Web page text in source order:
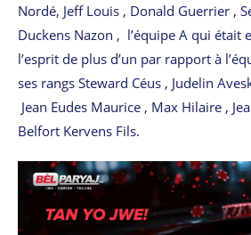
Nordé, Jeff Louis , Donald Guerrier ,
Duckens Nazon , l’équipe A qui était
l’esprit de plus d’un par rapport à
ses rangs Steward Céus , Judelin
Jean Eudes Maurice , Max Hilaire ,
Belfort Kervens Fils.